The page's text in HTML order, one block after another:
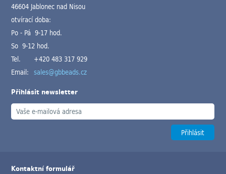
46604 Jablonec nad Nisou
otvírací doba:
Po - Pá 9-17 hod.
So 9-12 hod.
Tel.
+420 483 317 929
Email: sales@gbbeads.cz
Přihlásit newsletter
Kontaktní formulář